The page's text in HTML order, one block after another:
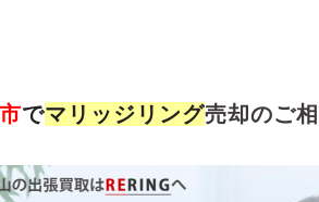
でマリッジリング売却のご